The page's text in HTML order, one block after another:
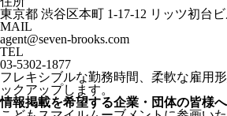
東京都 渋谷区本町 1-17-12 リッツ初台
MAIL
agent@seven-brooks.com
TEL
03-5302-1877
フレキシブルな勤務時間、柔軟な雇用
ックアップします。
情報掲載を希望する企業・団体の皆様へ